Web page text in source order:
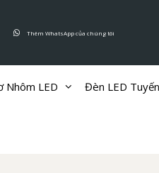
Thêm WhatsApp của chúng tôi
Nhôm LED Đèn LED